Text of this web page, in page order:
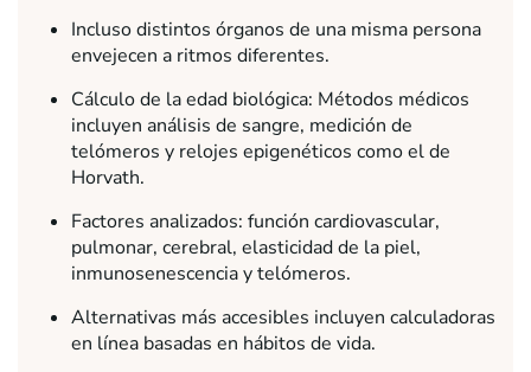
Incluso distintos órganos de una misma persona
envejecen a ritmos diferentes.
Cálculo de la edad biológica: Métodos médicos
incluyen análisis de sangre, medición de
telómeros y relojes epigenéticos como el de
Horvath.
Factores analizados: función cardiovascular,
pulmonar, cerebral, elasticidad de la piel,
inmunosenescencia y telómeros.
Alternativas más accesibles incluyen calculadoras
en línea basadas en hábitos de vida.